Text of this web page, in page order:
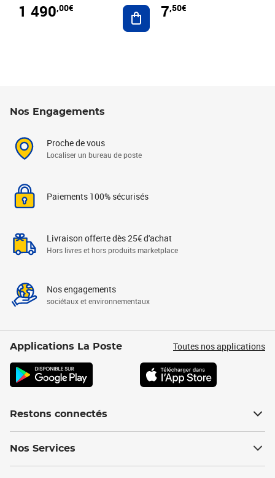
1 490,00€ Ajouter au panier
7,50€
Nos Engagements
Proche de vous
Localiser un bureau de poste
Paiements 100% sécurisés
Livraison offerte dès 25€ d'achat
Hors livres et hors produits marketplace
Nos engagements
sociétaux et environnementaux
Applications La Poste Toutes nos applications
Restons connectés
Nos Services